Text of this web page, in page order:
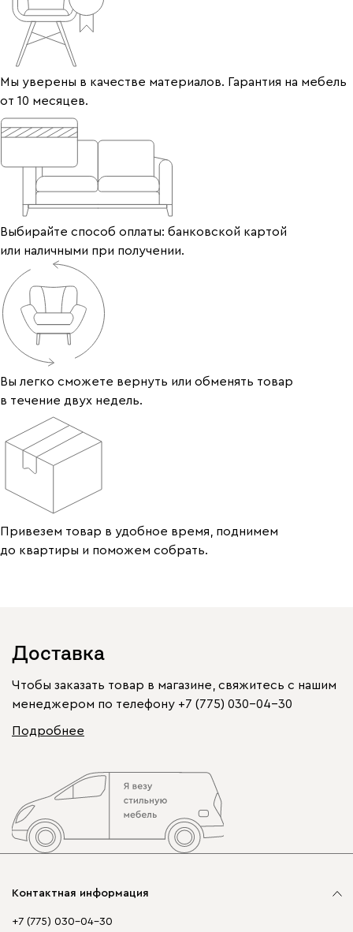
Мы уверены в качестве материалов. Гарантия на мебель
от 10 месяцев.
Выбирайте способ оплаты: банковской картой
или наличными при получении.
Вы легко сможете вернуть или обменять товар
в течение двух недель.
Привезем товар в удобное время, поднимем
до квартиры и поможем собрать.
Доставка
Чтобы заказать товар в магазине, свяжитесь с нашим
менеджером по телефону +7 (775) 030-04-30
Подробнее
Контактная информация
+7 (775) 030-04-30